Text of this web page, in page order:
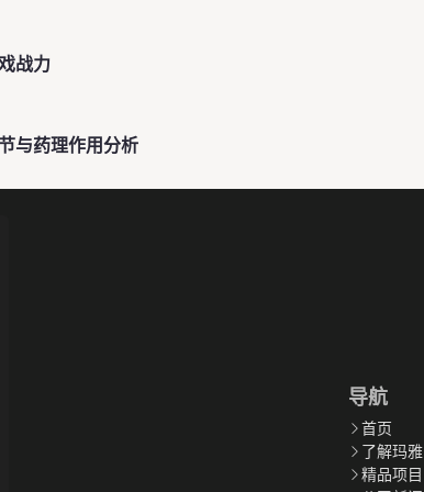
战力
与药理作用分析
导航
首页
了解玛
精品项目